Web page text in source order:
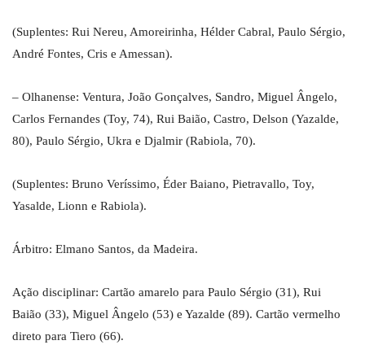
(Suplentes: Rui Nereu, Amoreirinha, Hélder Cabral, Paulo Sérgio,
André Fontes, Cris e Amessan).
– Olhanense: Ventura, João Gonçalves, Sandro, Miguel Ângelo,
Carlos Fernandes (Toy, 74), Rui Baião, Castro, Delson (Yazalde,
80), Paulo Sérgio, Ukra e Djalmir (Rabiola, 70).
(Suplentes: Bruno Veríssimo, Éder Baiano, Pietravallo, Toy,
Yasalde, Lionn e Rabiola).
Árbitro: Elmano Santos, da Madeira.
Ação disciplinar: Cartão amarelo para Paulo Sérgio (31), Rui
Baião (33), Miguel Ângelo (53) e Yazalde (89). Cartão vermelho
direto para Tiero (66).